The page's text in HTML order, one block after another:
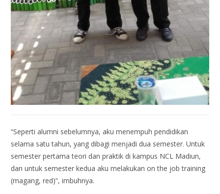
“Seperti alumni sebelumnya, aku menempuh pendidikan
selama satu tahun, yang dibagi menjadi dua semester. Untuk
semester pertama teori dan praktik di kampus NCL Madiun,
dan untuk semester kedua aku melakukan on the job training
(magang, red)”, imbuhnya.